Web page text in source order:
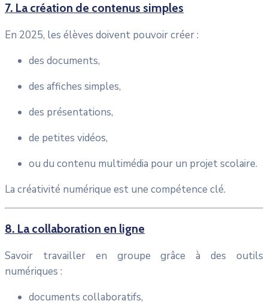
7. La création de contenus simples
En 2025, les élèves doivent pouvoir créer :
des documents,
des affiches simples,
des présentations,
de petites vidéos,
ou du contenu multimédia pour un projet scolaire.
La créativité numérique est une compétence clé.
8. La collaboration en ligne
Savoir travailler en groupe grâce à des outils
numériques :
documents collaboratifs,